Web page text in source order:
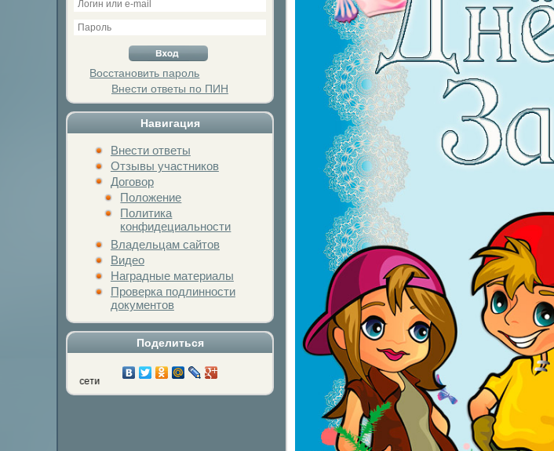
Восстановить пароль
Внести ответы по ПИН
Навигация
Внести ответы
Отзывы участников
Договор
Положение
Политика
конфидециальности
Владельцам сайтов
Видео
Наградные материалы
Проверка подлинности
документов
Поделиться
Нажми на кнопку любимой социальной сети